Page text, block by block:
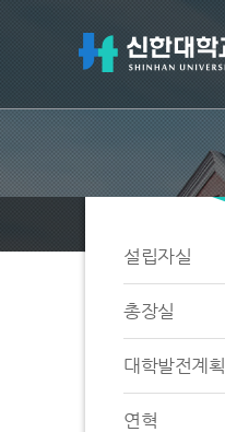
설립자실
총장실
대학발전계획
연혁